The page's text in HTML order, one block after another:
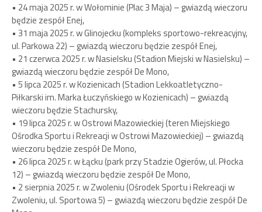
• 24 maja 2025 r. w Wołominie (Plac 3 Maja) – gwiazdą wieczoru
będzie zespół Enej,
• 31 maja 2025 r. w Glinojecku (kompleks sportowo-rekreacyjny,
ul. Parkowa 22) – gwiazdą wieczoru będzie zespół Enej,
• 21 czerwca 2025 r. w Nasielsku (Stadion Miejski w Nasielsku) –
gwiazdą wieczoru będzie zespół De Mono,
• 5 lipca 2025 r. w Kozienicach (Stadion Lekkoatletyczno-
Piłkarski im. Marka Łuczyńskiego w Kozienicach) – gwiazdą
wieczoru będzie Stachursky,
• 19 lipca 2025 r. w Ostrowi Mazowieckiej (teren Miejskiego
Ośrodka Sportu i Rekreacji w Ostrowi Mazowieckiej) – gwiazdą
wieczoru będzie zespół De Mono,
• 26 lipca 2025 r. w Łącku (park przy Stadzie Ogierów, ul. Płocka
12) – gwiazdą wieczoru będzie zespół De Mono,
• 2 sierpnia 2025 r. w Zwoleniu (Ośrodek Sportu i Rekreacji w
Zwoleniu, ul. Sportowa 5) – gwiazdą wieczoru będzie zespół De